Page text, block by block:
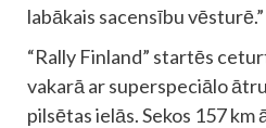
labākais sacensību vēsturē.”
“Rally Finland” startēs
vakarā ar superspeciālo
pilsētas ielās. Sekos 157 km